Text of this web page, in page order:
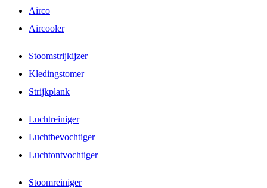
Airco
Aircooler
Stoomstrijkijzer
Kledingstomer
Strijkplank
Luchtreiniger
Luchtbevochtiger
Luchtontvochtiger
Stoomreiniger